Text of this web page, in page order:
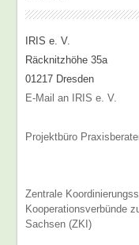
IRIS e. V.
Räcknitzhöhe 35a
01217 Dresden
E-Mail an IRIS e. V.
Projektbüro
Zentrale
Kooperationsverbünde
Sachsen (ZKI)